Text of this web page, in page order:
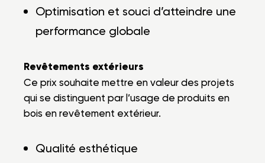
Optimisation et souci d’atteindre une
performance globale
Revêtements extérieurs
Ce prix souhaite mettre en valeur des projets
qui se distinguent par l’usage de produits en
bois en revêtement extérieur.
Qualité esthétique